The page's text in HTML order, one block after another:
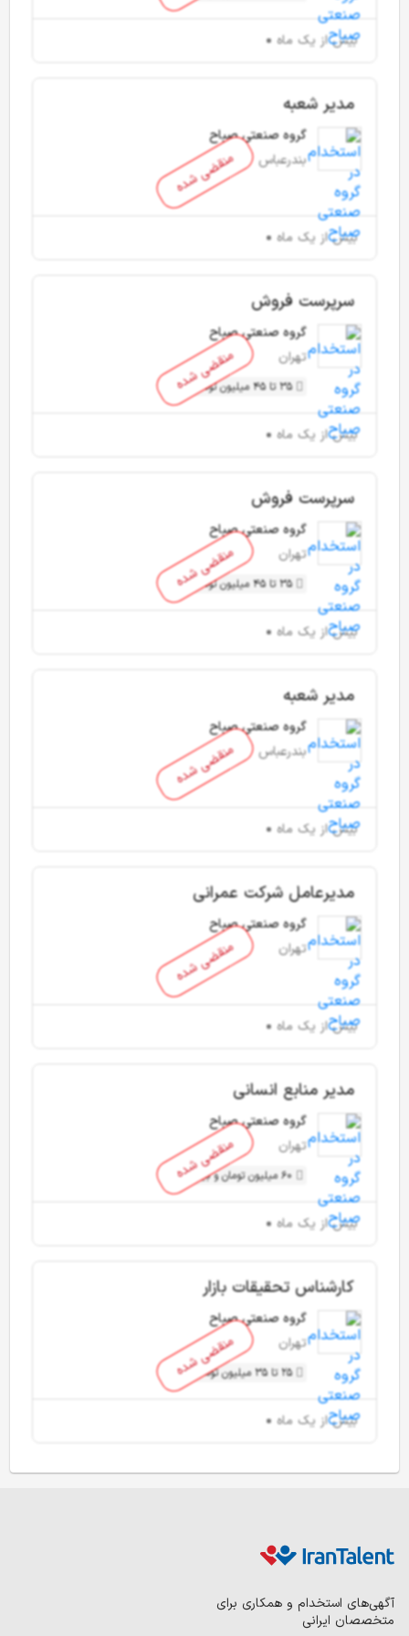
بیش از یک ماه
منقضی شده
مدیر شعبه
گروه صنعتی صباح
بندرعباس
بیش از یک ماه
منقضی شده
سرپرست فروش
گروه صنعتی صباح
تهران
35 تا 45 میلیون تومان
بیش از یک ماه
منقضی شده
سرپرست فروش
گروه صنعتی صباح
تهران
35 تا 45 میلیون تومان
بیش از یک ماه
منقضی شده
مدیر شعبه
گروه صنعتی صباح
بندرعباس
بیش از یک ماه
منقضی شده
مدیرعامل شرکت عمرانی
گروه صنعتی صباح
تهران
بیش از یک ماه
منقضی شده
مدیر منابع انسانی
گروه صنعتی صباح
تهران
60 میلیون تومان و بیشتر
بیش از یک ماه
منقضی شده
کارشناس تحقیقات بازار
گروه صنعتی صباح
تهران
25 تا 35 میلیون تومان
بیش از یک ماه
آگهی‌های استخدام و همکاری برای
متخصصان ایرانی